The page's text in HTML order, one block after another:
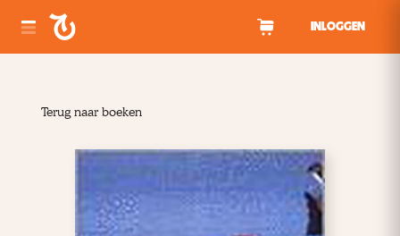
INLOGGEN
Terug naar boeken